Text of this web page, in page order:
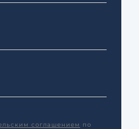
соглашением по